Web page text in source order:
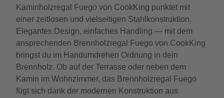
Kaminholzregal Fuego von CookKing punktet mit
einer zeitlosen und vielseitigen Stahlkonstruktion.
Elegantes Design, einfaches Handling — mit dem
ansprechenden Brennholzregal Fuego von CookKing
bringst du im Handumdrehen Ordnung in dein
Brennholz. Ob auf der Terrasse oder neben dem
Kamin im Wohnzimmer, das Brennholzregal Fuego
fügt sich dank der modernen Konstruktion aus